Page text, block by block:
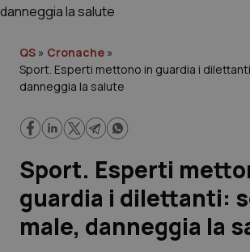
Governo e Parlamento
Regioni e Asl
Lavoro e Professioni
Scienza e Farmaci
Studi e Analisi
QS » Cronache »
Sport. Esperti mettono in guardia i
danneggia la salute
Sport. Esperti
guardia i dilettanti:
male, danneggia la